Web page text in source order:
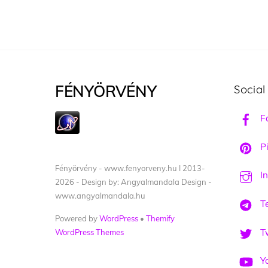
FÉNYÖRVÉNY
Fényörvény - www.fenyorveny.hu I 2013-
2026 - Design by: Angyalmandala Design -
www.angyalmandala.hu
Powered byWordPress • Themify
WordPress Themes
Social